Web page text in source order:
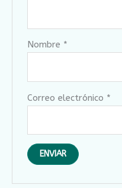
Nombre *
Correo electrónico *